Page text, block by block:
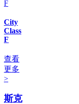
City
Class
F
查看
更多
>
斯克